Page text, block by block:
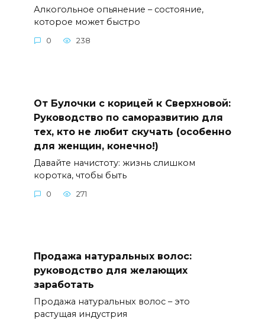
Алкогольное опьянение – состояние,
которое может быстро
0 238
От Булочки с корицей к Сверхновой:
Руководство по саморазвитию для
тех, кто не любит скучать (особенно
для женщин, конечно!)
Давайте начистоту: жизнь слишком
коротка, чтобы быть
0 271
Продажа натуральных волос:
руководство для желающих
заработать
Продажа натуральных волос – это
растущая индустрия